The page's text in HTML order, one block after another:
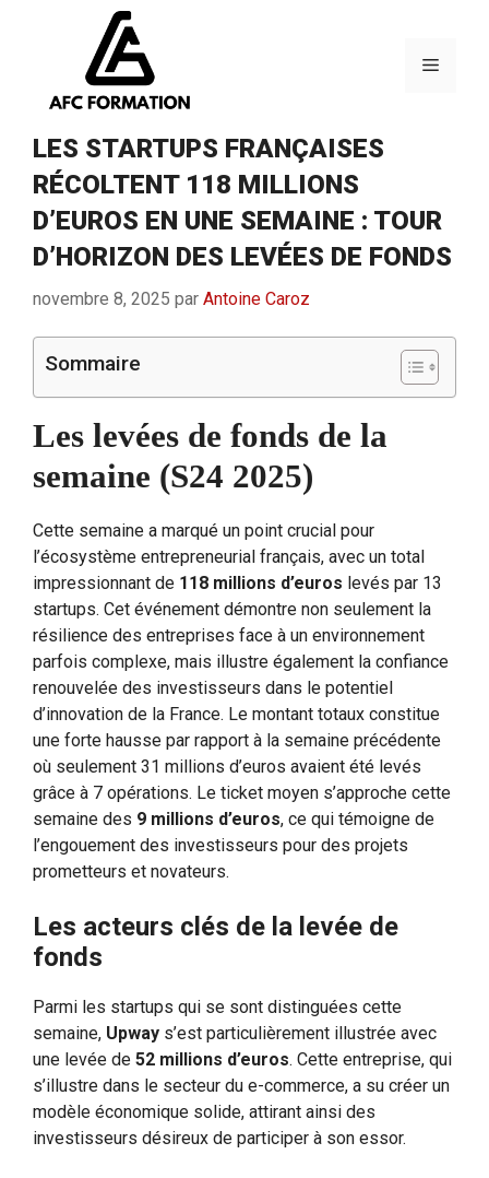
Menu
LES STARTUPS FRANÇAISES
RÉCOLTENT 118 MILLIONS
D’EUROS EN UNE SEMAINE : TOUR
D’HORIZON DES LEVÉES DE FONDS
novembre 8, 2025 par Antoine Caroz
Sommaire
Les levées de fonds de la
semaine (S24 2025)
Cette semaine a marqué un point crucial pour
l’écosystème entrepreneurial français, avec un total
impressionnant de 118 millions d’euros levés par 13
startups. Cet événement démontre non seulement la
résilience des entreprises face à un environnement
parfois complexe, mais illustre également la confiance
renouvelée des investisseurs dans le potentiel
d’innovation de la France. Le montant totaux constitue
une forte hausse par rapport à la semaine précédente
où seulement 31 millions d’euros avaient été levés
grâce à 7 opérations. Le ticket moyen s’approche cette
semaine des 9 millions d’euros, ce qui témoigne de
l’engouement des investisseurs pour des projets
prometteurs et novateurs.
Les acteurs clés de la levée de
fonds
Parmi les startups qui se sont distinguées cette
semaine, Upway s’est particulièrement illustrée avec
une levée de 52 millions d’euros. Cette entreprise, qui
s’illustre dans le secteur du e-commerce, a su créer un
modèle économique solide, attirant ainsi des
investisseurs désireux de participer à son essor.